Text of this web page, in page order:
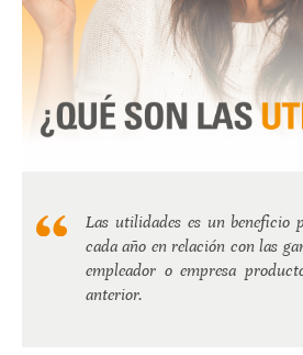
Las utilidades es un beneficio
cada año en relación con las
empleador o empresa
anterior.